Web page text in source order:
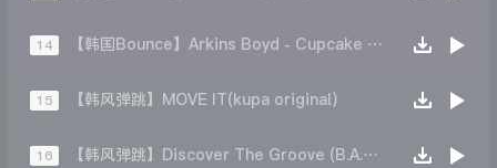
14 【韩国Bounce】Arkins Boyd - Cupcake (Original Mix)
15 【韩风弹跳】MOVE IT(kupa original)
16 【韩风弹跳】Discover The Groove (B.A.S.E)